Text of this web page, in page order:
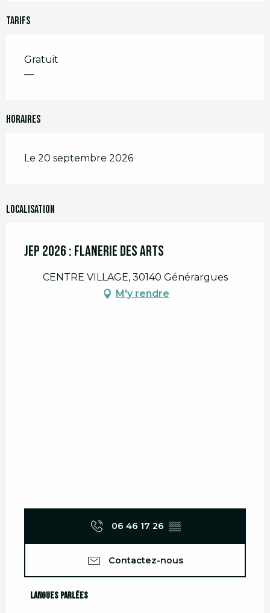
Tarifs
Gratuit
—
Horaires
Le 20 septembre 2026
Localisation
JEP 2026 : FLANERIE DES ARTS
CENTRE VILLAGE, 30140 Générargues
M'y rendre
06 46 17 26 ▒▒
Contactez-nous
Langues parlées
Langues parlées